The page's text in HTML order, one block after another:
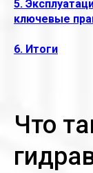
5.
ключевые
6. Итоги
Что